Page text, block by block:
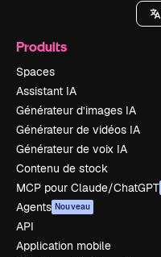
Produits
Spaces
Assistant IA
Générateur d’images IA
Générateur de vidéos IA
Générateur de voix IA
Contenu de stock
MCP pour Claude/ChatGPT
Agents Nouveau
API
Application mobile